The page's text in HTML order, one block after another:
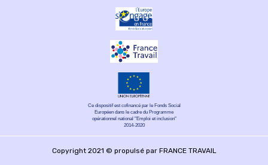
Ce dispositif est cofinancé par le Fonds Social
Européen dans le cadre du Programme
opérationnel national "Emploi et inclusion"
2014-2020
Copyright 2021 © propulsé par FRANCE TRAVAIL